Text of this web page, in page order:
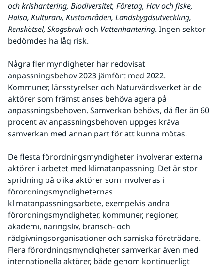
och krishantering, Biodiversitet, Företag, Hav och fiske,
Hälsa, Kulturarv, Kustområden, Landsbygdsutveckling,
Renskötsel, Skogsbruk och Vattenhantering. Ingen sektor
bedömdes ha låg risk.
Några fler myndigheter har redovisat
anpassningsbehov 2023 jämfört med 2022.
Kommuner, länsstyrelser och Naturvårdsverket är de
aktörer som främst anses behöva agera på
anpassningsbehoven. Samverkan behövs, då fler än 60
procent av anpassningsbehoven uppges kräva
samverkan med annan part för att kunna mötas.
De flesta förordningsmyndigheter involverar externa
aktörer i arbetet med klimatanpassning. Det är stor
spridning på olika aktörer som involveras i
förordningsmyndigheternas
klimatanpassningsarbete, exempelvis andra
förordningsmyndigheter, kommuner, regioner,
akademi, näringsliv, bransch- och
rådgivningsorganisationer och samiska företrädare.
Flera förordningsmyndigheter samverkar även med
internationella aktörer, både genom kontinuerligt